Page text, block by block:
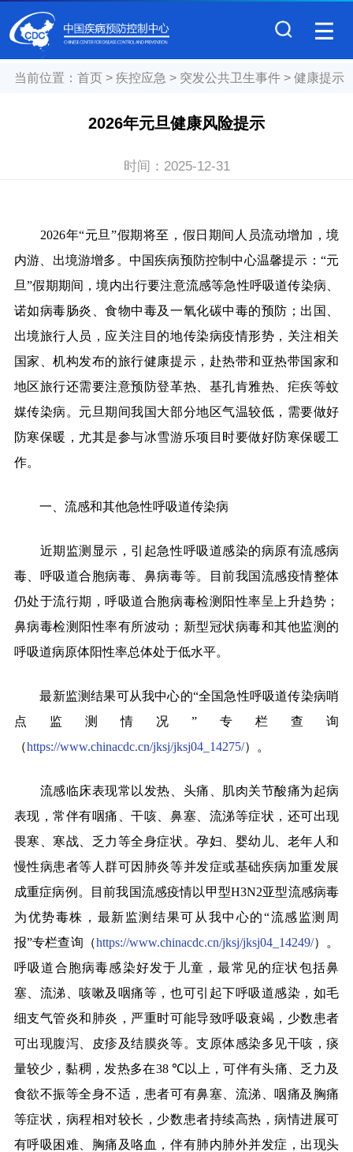
当前位置： 首页> 疾控应急 > 突发公共卫生事件> 健康提示
2026年元旦健康风险提示
时间： 2025-12-31
2026年“元旦”假期将至，假日期间人员流动增加，境
内游、出境游增多。中国疾病预防控制中心温馨提示： “元
旦”假期期间，境内出行要注意流感等急性呼吸道传染病、
诺如病毒肠炎、食物中毒及一氧化碳中毒的预防；出国、
出境旅行人员，应关注目的地传染病疫情形势，关注相关
国家、机构发布的旅行健康提示，赴热带和亚热带国家和
地区旅行还需要注意预防登革热、基孔肯雅热、疟疾等蚊
媒传染病。元旦期间我国大部分地区气温较低，需要做好
防寒保暖，尤其是参与冰雪游乐项目时要做好防寒保暖工
作。
一、流感和其他急性呼吸道传染病
近期监测显示，引起急性呼吸道感染的病原有流感病
毒、呼吸道合胞病毒、鼻病毒等。目前我国流感疫情整体
仍处于流行期，呼吸道合胞病毒检测阳性率呈上升趋势；
鼻病毒检测阳性率有所波动；新型冠状病毒和其他监测的
呼吸道病原体阳性率总体处于低水平。
最新监测结果可从我中心的“全国急性呼吸道传染病哨
点监测情况”专栏查询
（https://www.chinacdc.cn/jksj/jksj04_14275/）。
流感临床表现常以发热、头痛、肌肉关节酸痛为起病
表现，常伴有咽痛、干咳、鼻塞、流涕等症状，还可出现
畏寒、寒战、乏力等全身症状。孕妇、婴幼儿、老年人和
慢性病患者等人群可因肺炎等并发症或基础疾病加重发展
成重症病例。目前我国流感疫情以甲型H3N2亚型流感病毒
为优势毒株，最新监测结果可从我中心的“流感监测周
报”专栏查询（https://www.chinacdc.cn/jksj/jksj04_14249/）。
呼吸道合胞病毒感染好发于儿童，最常见的症状包括鼻
塞、流涕、咳嗽及咽痛等，也可引起下呼吸道感染，如毛
细支气管炎和肺炎，严重时可能导致呼吸衰竭，少数患者
可出现腹泻、皮疹及结膜炎等。支原体感染多见干咳，痰
量较少，黏稠，发热多在38 ℃以上，可伴有头痛、乏力及
食欲不振等全身不适，患者可有鼻塞、流涕、咽痛及胸痛
等症状，病程相对较长，少数患者持续高热，病情进展可
有呼吸困难、胸痛及咯血，伴有肺内肺外并发症，出现头